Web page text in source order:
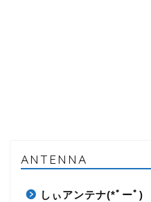
ANTENNA
しぃアンテナ(*ﾟーﾟ)